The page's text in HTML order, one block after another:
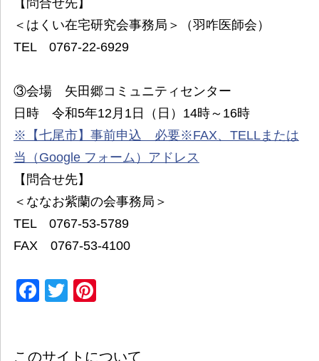
＜はくい在宅研究会事務局＞（羽咋医師会）
TEL 0767-22-6929
③会場 矢田郷コミュニティセンター
日時 令和5年12月1日（日）14時～16時
※【七尾市】事前申込 必要※FAX、TELLまたは
当（Google フォーム）アドレス
【問合せ先】
＜ななお紫蘭の会事務局＞
TEL 0767-53-5789
FAX 0767-53-4100
Facebook
Twitter
このサイトについて